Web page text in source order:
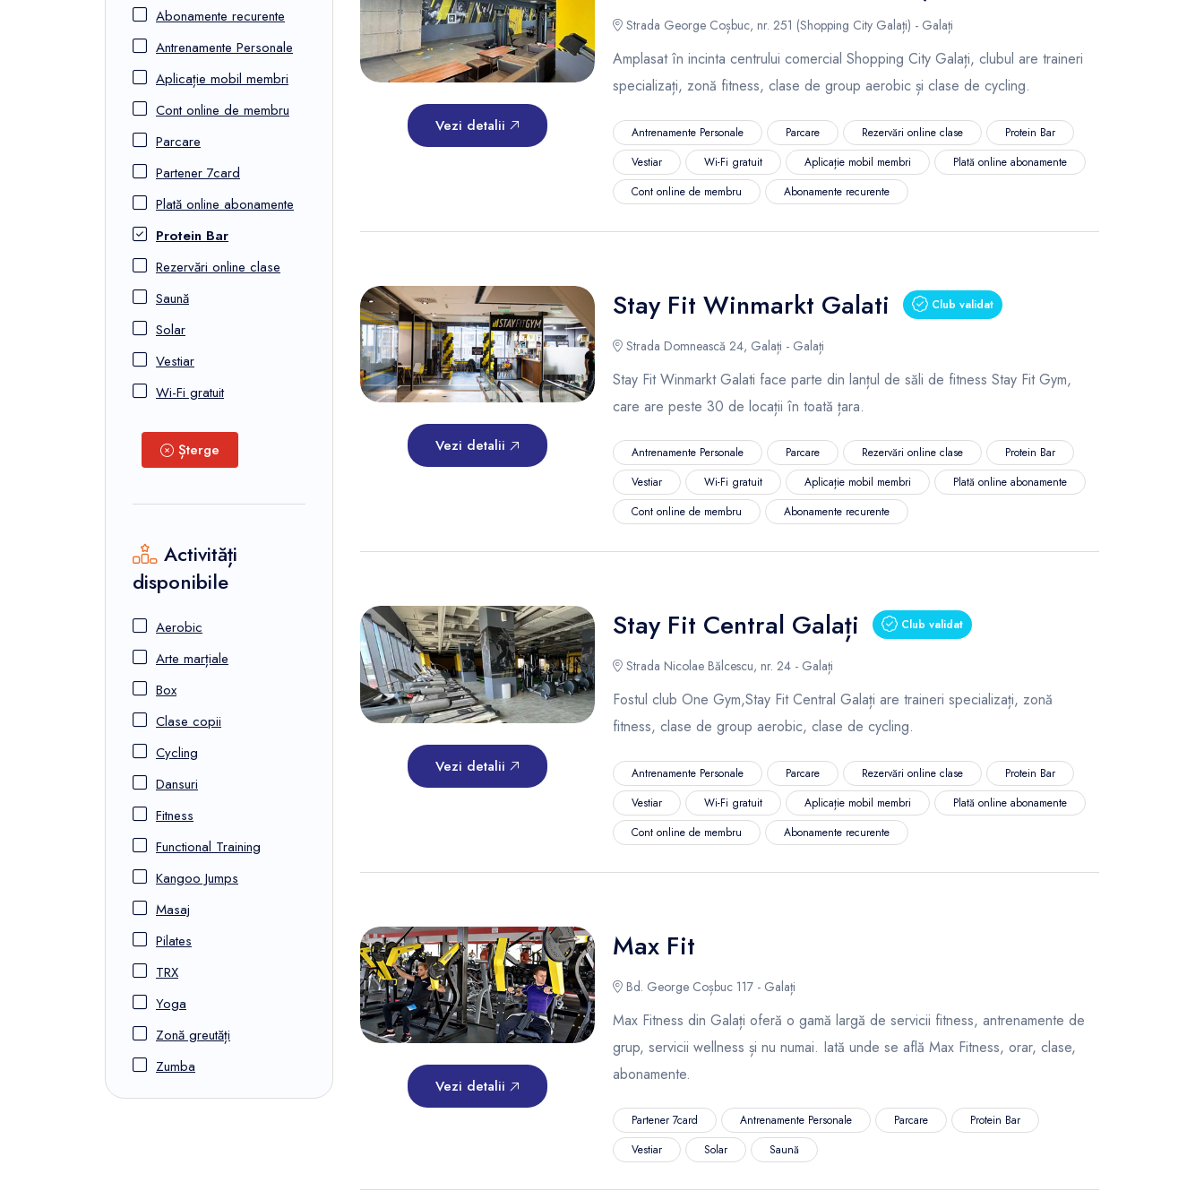
Abonamente recurente
Antrenamente Personale
Aplicație mobil membri
Cont online de membru
Parcare
Partener 7card
Plată online abonamente
Protein Bar
Rezervări online clase
Saună
Solar
Vestiar
Wi-Fi gratuit
Șterge
Activități
disponibile
Aerobic
Arte marțiale
Box
Clase copii
Cycling
Dansuri
Fitness
Functional Training
Kangoo Jumps
Masaj
Pilates
TRX
Yoga
Zonă greutăți
Zumba
Vezi detalii
Strada George Coșbuc, nr. 251 (Shopping City Galați) - Galați
Amplasat în incinta centrului comercial Shopping City Galați, clubul are traineri
specializați, zonă fitness, clase de group aerobic și clase de cycling.
Antrenamente Personale Parcare Rezervări online clase
Protein Bar
Vestiar
Wi-Fi gratuit Aplicație mobil membri
Plată online abonamente
Cont online de membru
Abonamente recurente
Vezi detalii
Stay Fit Winmarkt Galati Club validat
Strada Domnească 24, Galați - Galați
Stay Fit Winmarkt Galati face parte din lanțul de săli de fitness Stay Fit Gym,
care are peste 30 de locații în toată țara.
Antrenamente Personale Parcare Rezervări online clase
Protein Bar
Vestiar
Wi-Fi gratuit Aplicație mobil membri
Plată online abonamente
Cont online de membru
Abonamente recurente
Vezi detalii
Stay Fit Central Galați Club validat
Strada Nicolae Bălcescu, nr. 24 - Galați
Fostul club One Gym,Stay Fit Central Galați are traineri specializați, zonă
fitness, clase de group aerobic, clase de cycling.
Antrenamente Personale Parcare Rezervări online clase
Protein Bar
Vestiar
Wi-Fi gratuit Aplicație mobil membri
Plată online abonamente
Cont online de membru
Abonamente recurente
Vezi detalii
Max Fit
Bd. George Coșbuc 117 - Galați
Max Fitness din Galați oferă o gamă largă de servicii fitness, antrenamente de
grup, servicii wellness și nu numai. Iată unde se află Max Fitness, orar, clase,
abonamente.
Partener 7card Antrenamente Personale Parcare
Protein Bar
Vestiar
Solar Saună